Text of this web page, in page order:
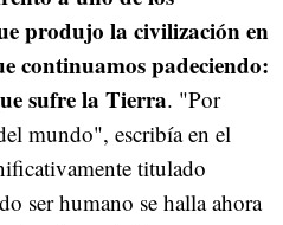
produjo la civilización en
continuamos padeciendo:
sufre la Tierra. "Por
mundo", escribía en el
titulado
ser humano se halla ahora